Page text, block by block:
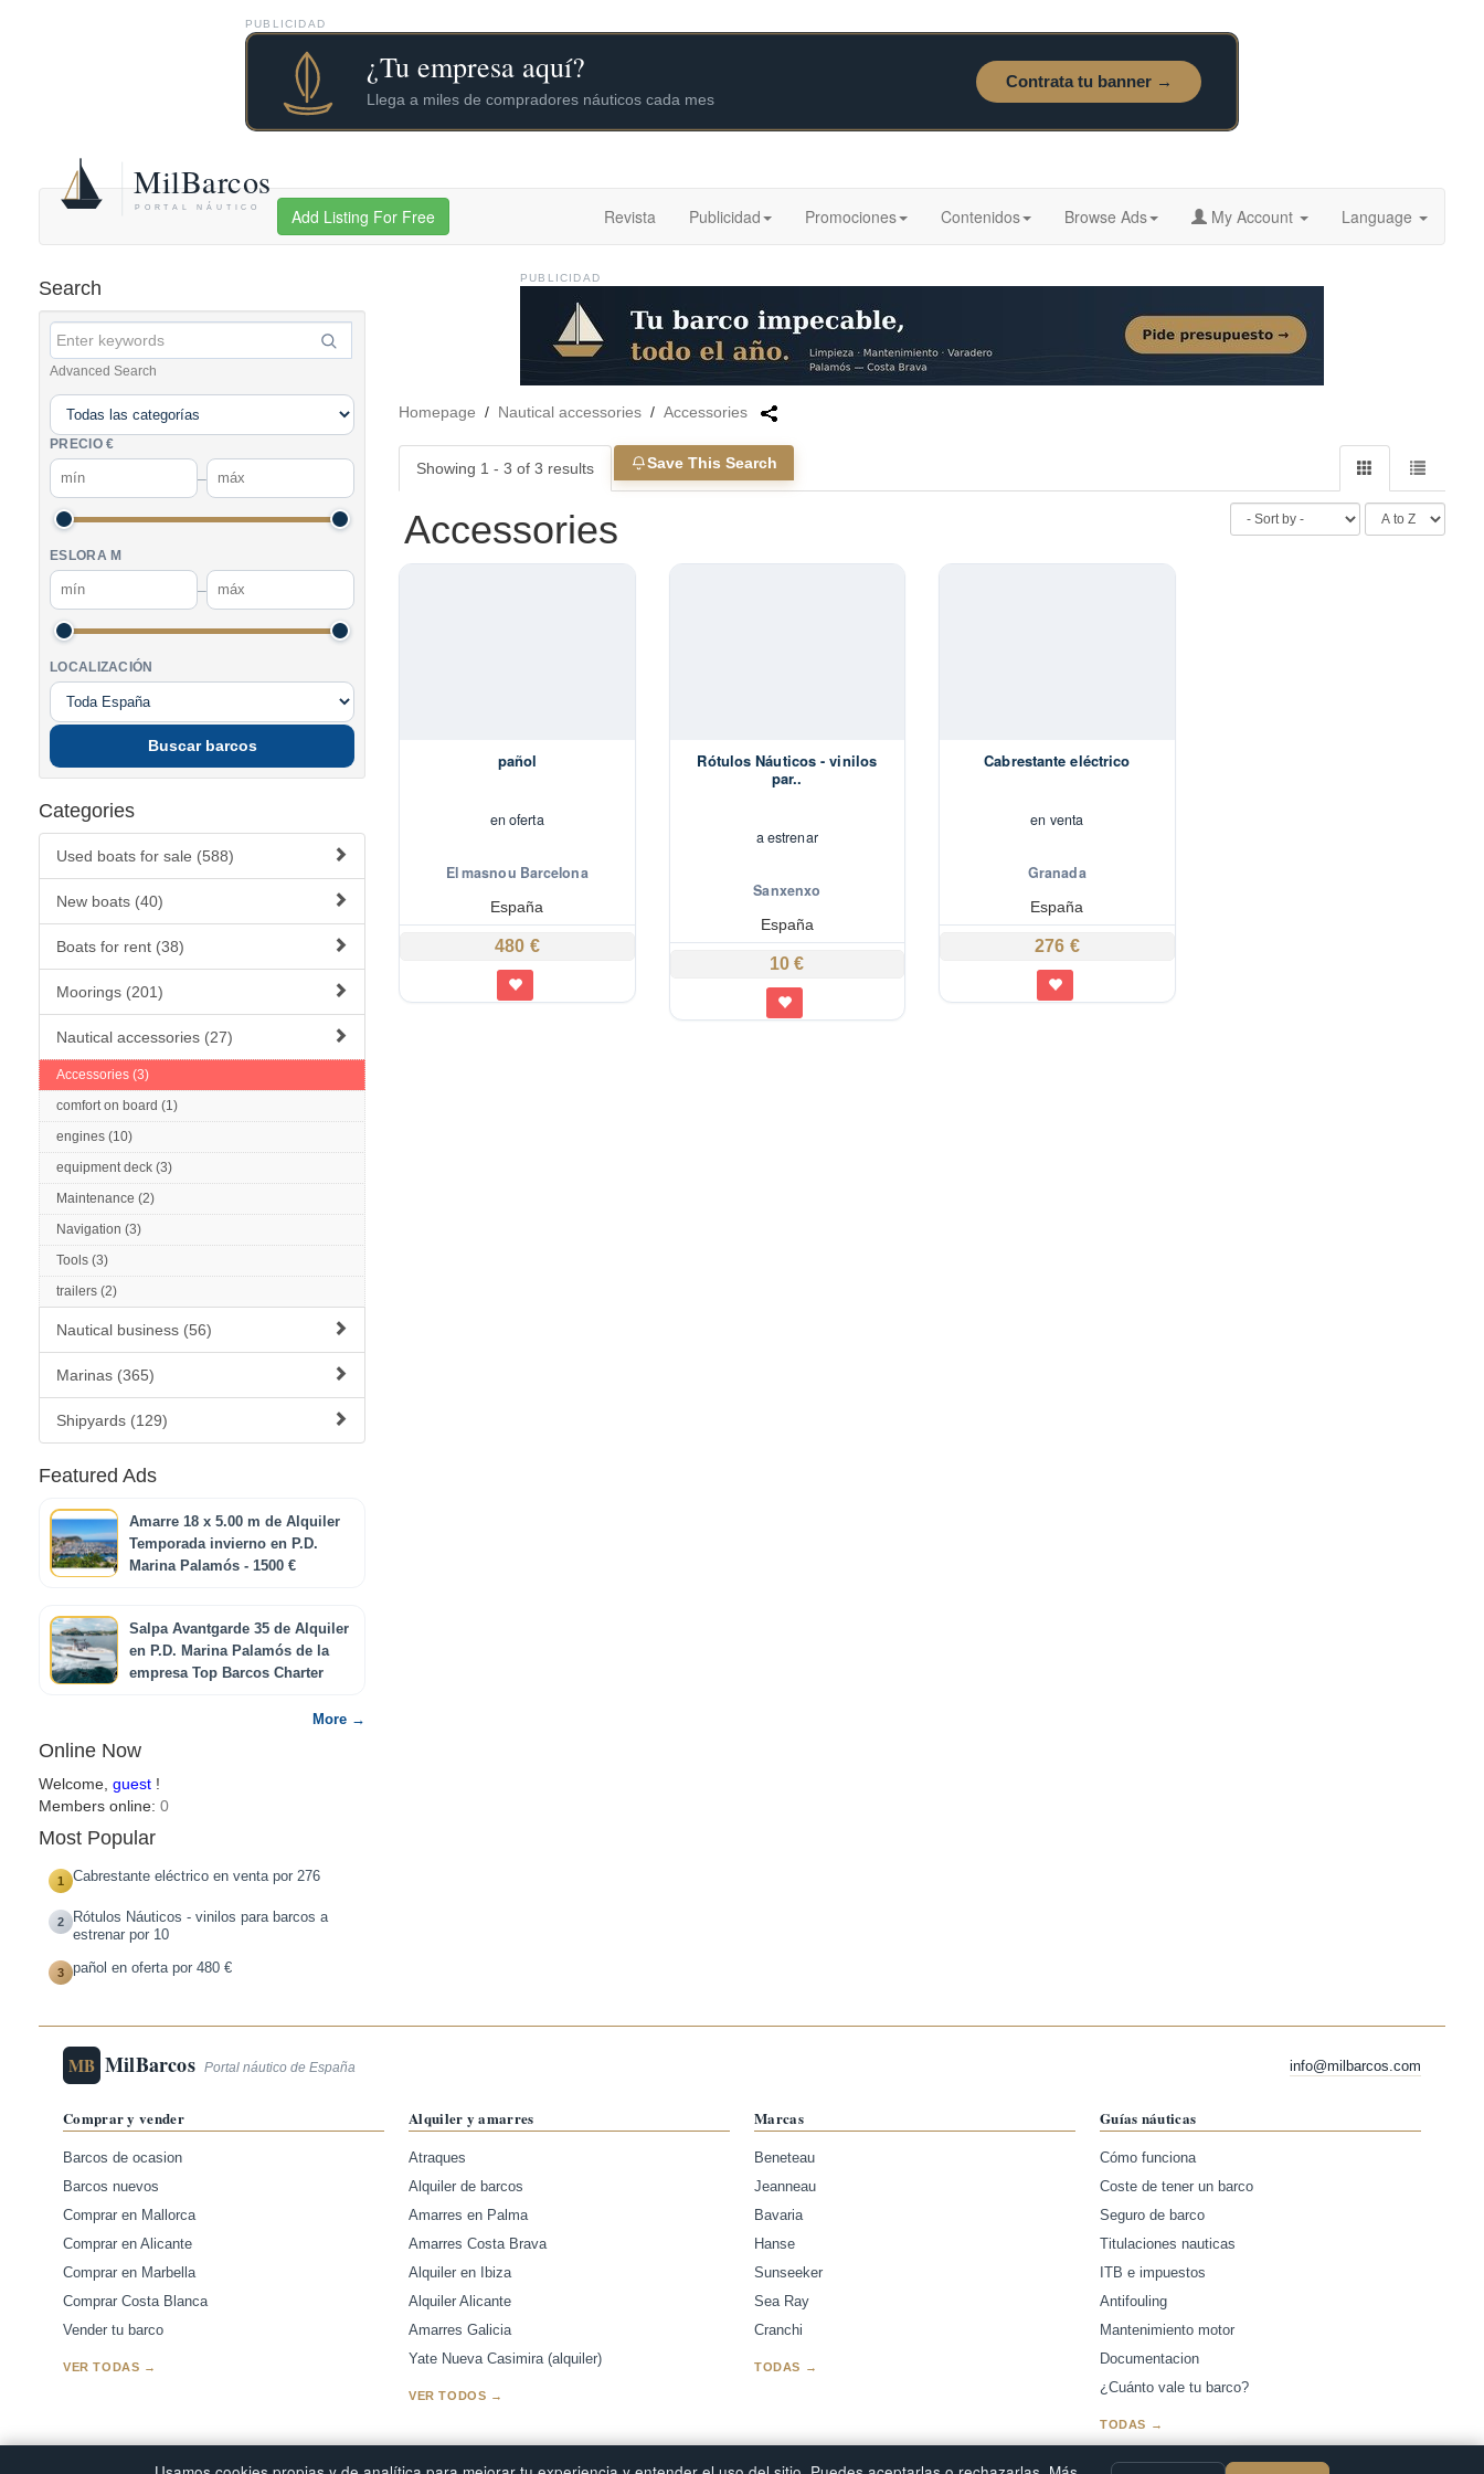
PUBLICIDAD
Add Listing For Free Revista Publicidad Promociones Contenidos Browse Ads My Account Language
Search
Advanced Search
PRECIO €
–
ESLORA M
–
LOCALIZACIÓN
Buscar barcos
Categories
Used boats for sale (588)
New boats (40)
Boats for rent (38)
Moorings (201)
Nautical accessories (27)
Accessories (3)
comfort on board (1)
engines (10)
equipment deck (3)
Maintenance (2)
Navigation (3)
Tools (3)
trailers (2)
Nautical business (56)
Marinas (365)
Shipyards (129)
Featured Ads
Amarre 18 x 5.00 m de Alquiler
Temporada invierno en P.D.
Marina Palamós - 1500 €
Salpa Avantgarde 35 de Alquiler
en P.D. Marina Palamós de la
empresa Top Barcos Charter
More →
Online Now
Welcome, guest !
Members online: 0
Most Popular
1 Cabrestante eléctrico en venta por 276
2
Rótulos Náuticos - vinilos para barcos a
estrenar por 10
3 pañol en oferta por 480 €
PUBLICIDAD
Homepage / Nautical accessories / Accessories
Showing 1 - 3 of 3 results Save This Search
Accessories
pañol
en oferta
El masnou Barcelona
España
480 €
Rótulos Náuticos - vinilos
par..
a estrenar
Sanxenxo
España
10 €
Cabrestante eléctrico
en venta
Granada
España
276 €
MB MilBarcos Portal náutico de España info@milbarcos.com
Comprar y vender
Barcos de ocasion
Barcos nuevos
Comprar en Mallorca
Comprar en Alicante
Comprar en Marbella
Comprar Costa Blanca
Vender tu barco
VER TODAS →
Alquiler y amarres
Atraques
Alquiler de barcos
Amarres en Palma
Amarres Costa Brava
Alquiler en Ibiza
Alquiler Alicante
Amarres Galicia
Yate Nueva Casimira (alquiler)
VER TODOS →
Marcas
Beneteau
Jeanneau
Bavaria
Hanse
Sunseeker
Sea Ray
Cranchi
TODAS →
Guías náuticas
Cómo funciona
Coste de tener un barco
Seguro de barco
Titulaciones nauticas
ITB e impuestos
Antifouling
Mantenimiento motor
Documentacion
¿Cuánto vale tu barco?
TODAS →